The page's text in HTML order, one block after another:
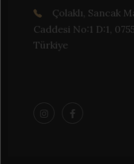
Çolaklı, Sancak
Caddesi No:1 D:1,
Türkiye